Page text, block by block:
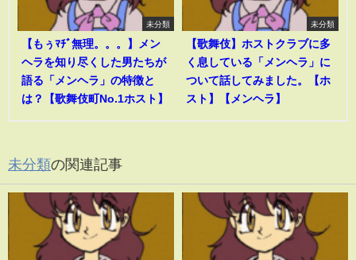
未分類
【もぅﾏﾁﾞ無理。。。】メン
ヘラを知り尽くした男たちが
語る「メンヘラ」の特徴と
は？【歌舞伎町No.1ホスト】
未分類
【歌舞伎】ホストクラブに多
く息している「メンヘラ」に
ついて話してみました。【ホ
スト】【メンヘラ】
未分類の関連記事